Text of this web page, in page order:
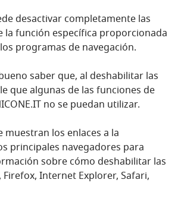
desactivar completamente las
la función específica proporcionada
programas de navegación.
saber que, al deshabilitar las
que algunas de las funciones de
no se puedan utilizar.
muestran los enlaces a la
principales navegadores para
sobre cómo deshabilitar las
Internet Explorer, Safari,